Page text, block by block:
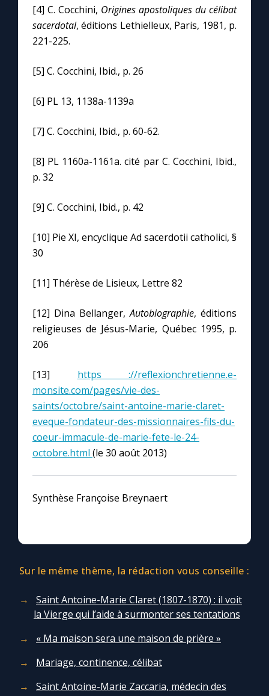
[4] C. Cocchini, Origines apostoliques du célibat
sacerdotal, éditions Lethielleux, Paris, 1981, p.
221-225.
[5] C. Cocchini, Ibid., p. 26
[6] PL 13, 1138a-1139a
[7] C. Cocchini, Ibid., p. 60-62.
[8] PL 1160a-1161a. cité par C. Cocchini, Ibid.,
p. 32
[9] C. Cocchini, Ibid., p. 42
[10] Pie XI, encyclique Ad sacerdotii catholici, §
30
[11] Thérèse de Lisieux, Lettre 82
[12] Dina Bellanger,Autobiographie, éditions
religieuses de Jésus-Marie, Québec 1995, p.
206
[13] https ://reflexionchretienne.e-
monsite.com/pages/vie-des-
saints/octobre/saint-antoine-marie-claret-
eveque-fondateur-des-missionnaires-fils-du-
coeur-immacule-de-marie-fete-le-24-
octobre.html (le 30 août 2013)
Synthèse Françoise Breynaert
Sur le même thème, la rédaction vous conseille :
Saint Antoine-Marie Claret (1807-1870) : il voit
la Vierge qui l’aide à surmonter ses tentations
« Ma maison sera une maison de prière »
Mariage, continence, célibat
Saint Antoine-Marie Zaccaria, médecin des